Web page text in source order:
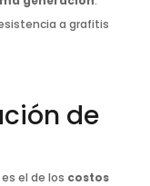
a grafitis
de
el de los costos